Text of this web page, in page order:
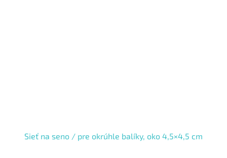
Sieť na seno / pre okrúhle balíky, oko 4,5×4,5 cm